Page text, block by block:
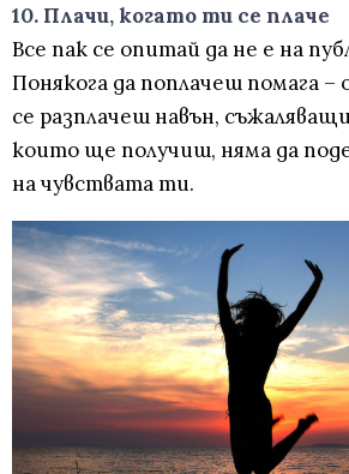
10. Плачи, когато ти се плаче
Все пак се опитай да не е на
Понякога да поплачеш помага –
се разплачеш навън,
които ще получиш, няма да
на чувствата ти.